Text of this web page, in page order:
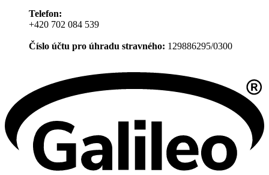
Telefon:
+420 702 084 539
Číslo účtu pro úhradu stravného: 129886295/0300